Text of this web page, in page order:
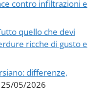
contro infiltrazioni e
quello che devi
ricche di gusto e
differenze,
25/05/2026